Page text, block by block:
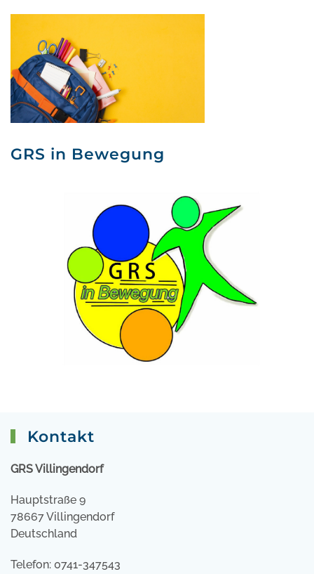
GRS in Bewegung
Kontakt
GRS Villingendorf
Hauptstraße 9
78667 Villingendorf
Deutschland
Telefon: 0741-347543